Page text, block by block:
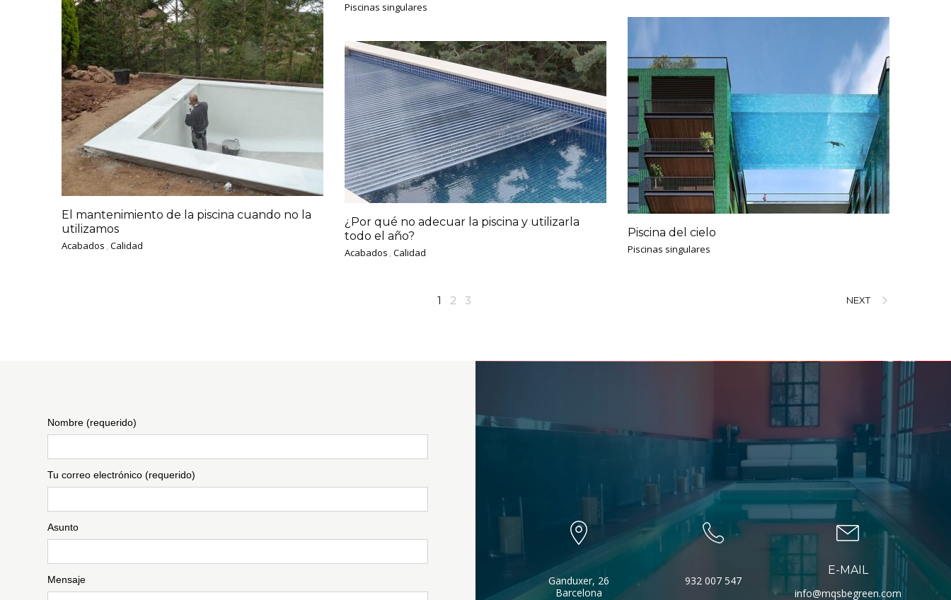
Piscinas singulares
El mantenimiento de la piscina cuando no la
utilizamos
Acabados , Calidad
Piscina del cielo
Piscinas singulares
¿Por qué no adecuar la piscina y utilizarla
todo el año?
Acabados , Calidad
1 2 3 NEXT
Nombre (requerido)
Tu correo electrónico (requerido)
Asunto
Mensaje
Ganduxer, 26
Barcelona
932 007 547
E-MAIL
info@mqsbegreen.com